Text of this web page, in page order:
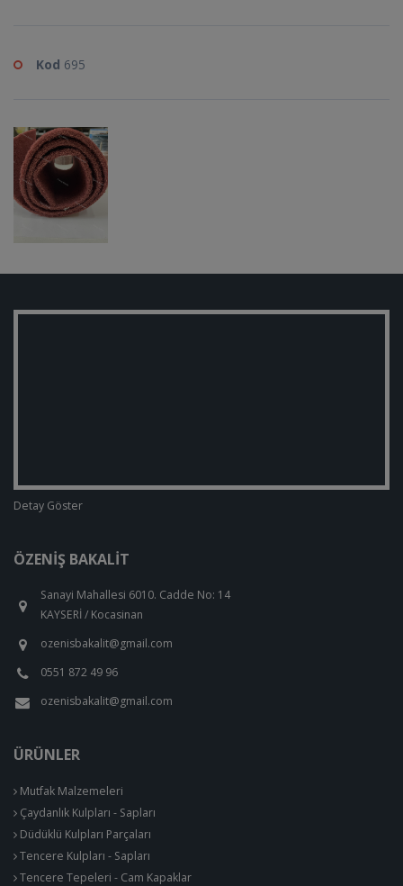
Kod 695
Detay Göster
ÖZENIŞ BAKALIT
Sanayi Mahallesi 6010. Cadde No: 14
KAYSERİ / Kocasinan
ozenisbakalit@gmail.com
0551 872 49 96
ozenisbakalit@gmail.com
ÜRÜNLER
Mutfak Malzemeleri
Çaydanlık Kulpları - Sapları
Düdüklü Kulpları Parçaları
Tencere Kulpları - Sapları
Tencere Tepeleri - Cam Kapaklar